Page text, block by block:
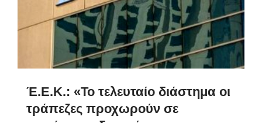
Έ.Ε.Κ.: «Το τελευταίο διάστημα οι
τράπεζες προχωρούν σε